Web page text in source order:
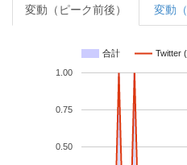
変動（ピーク前後） 変動
合計 Twitter
0.50
0.75
1.00